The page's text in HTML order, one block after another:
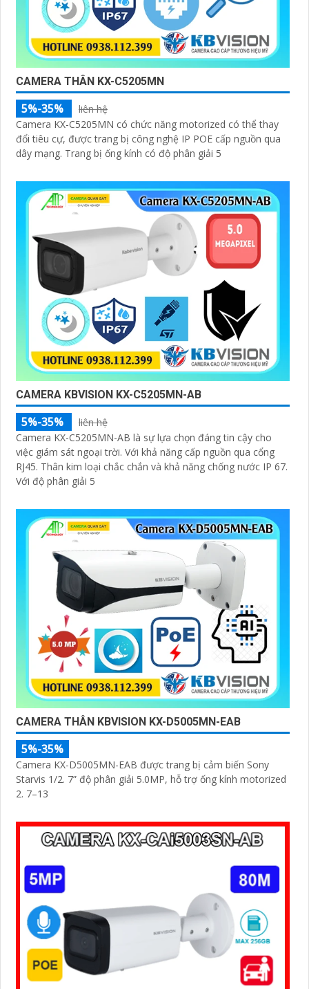
CAMERA THÂN KX-C5205MN
5%-35%
liên hệ
Camera KX-C5205MN có chức năng motorized có thể thay
đổi tiêu cự, được trang bị công nghệ IP POE cấp nguồn qua
dây mạng. Trang bị ống kính có độ phân giải 5
CAMERA KBVISION KX-C5205MN-AB
5%-35%
liên hệ
Camera KX-C5205MN-AB là sự lựa chọn đáng tin cậy cho
việc giám sát ngoại trời. Với khả năng cấp nguồn qua cổng
RJ45. Thân kim loại chắc chắn và khả năng chống nước IP 67.
Với độ phân giải 5
CAMERA THÂN KBVISION KX-D5005MN-EAB
5%-35%
Camera KX-D5005MN-EAB được trang bị cảm biến Sony
Starvis 1/2. 7” độ phân giải 5.0MP, hỗ trợ ống kính motorized
2. 7–13